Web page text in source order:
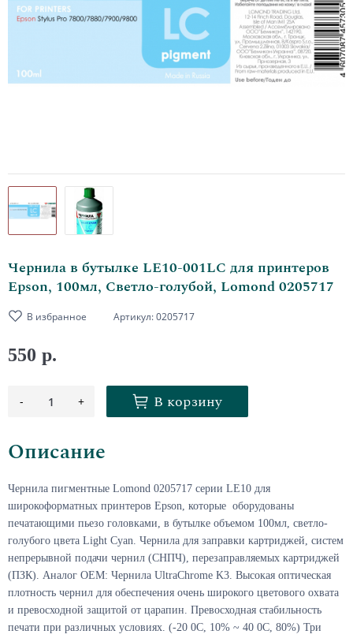
Чернила в бутылке LE10-001LC для принтеров
Epson, 100мл, Светло-голубой, Lomond 0205717
В избранное Артикул:0205717
550 р.
- 1 + В корзину
Описание
Чернила пигментные Lomond 0205717 серии LE10 для
широкоформатных принтеров Epson, которые оборудованы
печатающими пьезо головками, в бутылке объемом 100мл, светло-
голубого цвета Light Cyan. Чернила для заправки картриджей, систем
непрерывной подачи чернил (СНПЧ), перезаправляемых картриджей
(ПЗК). Аналог OEM: Чернила UltraChrome K3. Высокая оптическая
плотность чернил для обеспечения очень широкого цветового охвата
и превосходной защитой от царапин. Превосходная стабильность
печати при различных условиях. (-20 0С, 10% ~ 40 0С, 80%) Три